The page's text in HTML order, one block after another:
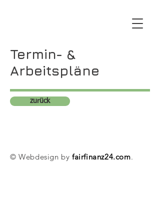
Termin- &
Arbeitspläne
zurück
© Webdesign by fairfinanz24.com.